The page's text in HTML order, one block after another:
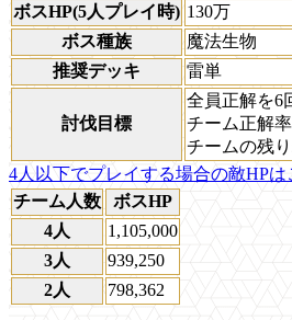
ボスHP(5人プレイ時) 130万
ボス種族
魔法生物
推奨デッキ
雷単
討伐目標
全員正解を6
チーム正解
チームの残
4人以下でプレイする場合の敵HPは
チーム人数
ボスHP
4人
1,105,000
3人
939,250
2人
798,362